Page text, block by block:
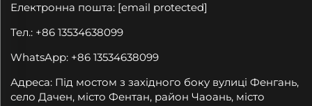
Електронна пошта: [email protected]
Тел.: +86 13534638099
WhatsApp: +86 13534638099
Адреса: Під мостом з західного боку вулиці Фенгань,
село Дачен, місто Фентан, район Чаоань, місто